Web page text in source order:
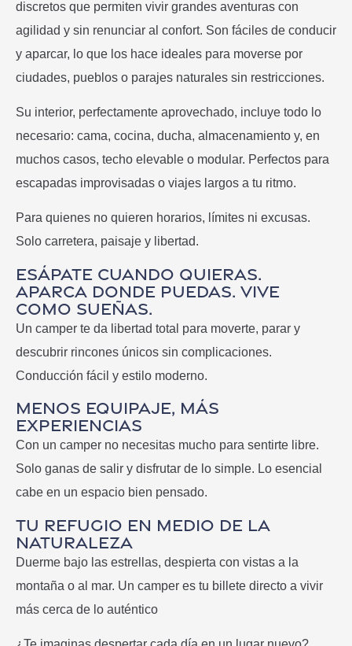
discretos que permiten vivir grandes aventuras con
agilidad y sin renunciar al confort. Son fáciles de conducir
y aparcar, lo que los hace ideales para moverse por
ciudades, pueblos o parajes naturales sin restricciones.
Su interior, perfectamente aprovechado, incluye todo lo
necesario: cama, cocina, ducha, almacenamiento y, en
muchos casos, techo elevable o modular. Perfectos para
escapadas improvisadas o viajes largos a tu ritmo.
Para quienes no quieren horarios, límites ni excusas.
Solo carretera, paisaje y libertad.
Esápate cuando quieras.
Aparca donde puedas. Vive
como sueñas.
Un camper te da libertad total para moverte, parar y
descubrir rincones únicos sin complicaciones.
Conducción fácil y estilo moderno.
Menos equipaje, más
experiencias
Con un camper no necesitas mucho para sentirte libre.
Solo ganas de salir y disfrutar de lo simple. Lo esencial
cabe en un espacio bien pensado.
Tu refugio en medio de la
naturaleza
Duerme bajo las estrellas, despierta con vistas a la
montaña o al mar. Un camper es tu billete directo a vivir
más cerca de lo auténtico